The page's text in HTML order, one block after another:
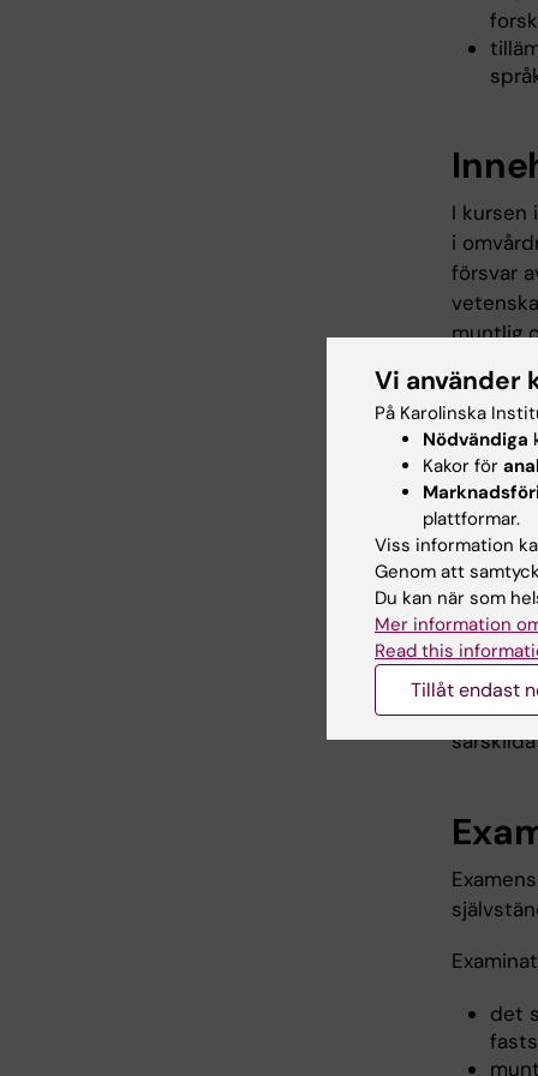
I kursen
i
försvar
muntlig
på
tar
av
det
Vi använder
På Karolinska
Nödvändiga
Kakor för
plattformar.
Viss information
Genom att
Du kan när som
Mer information
Read this
Tillåt endast